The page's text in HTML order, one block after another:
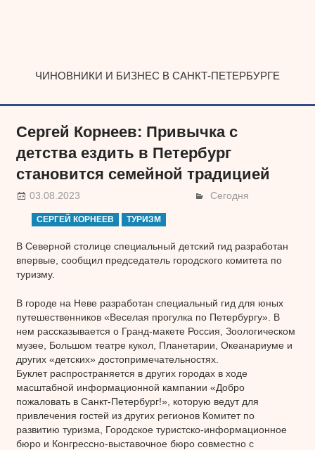
ЧИНОВНИКИ И БИЗНЕС В САНКТ-ПЕТЕРБУРГЕ
Сергей Корнеев: Привычка с
детства ездить в Петербург
становится семейной традицией
03.08.2023 Сегодня
СЕРГЕЙ КОРНЕЕВ ТУРИЗМ
В Северной столице специальный детский гид разработан
впервые, сообщил председатель городского комитета по
туризму.
В городе на Неве разработан специальный гид для юных
путешественников «Веселая прогулка по Петербургу». В
нем рассказывается о Гранд-макете Россия, Зоологическом
музее, Большом театре кукол, Планетарии, Океанариуме и
других «детских» достопримечательностях.
Буклет распространяется в других городах в ходе
масштабной информационной кампании «Добро
пожаловать в Санкт‑Петербург!», которую ведут для
привлечения гостей из других регионов Комитет по
развитию туризма, Городское туристско-информационное
бюро и Конгрессно-выставочное бюро совместно с